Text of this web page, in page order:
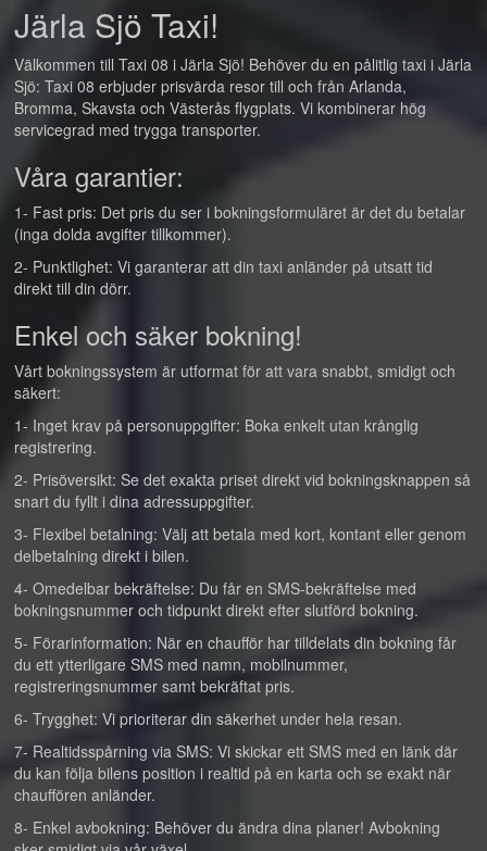
Järla Sjö Taxi!
Välkommen till Taxi 08 i Järla Sjö! Behöver du en pålitlig taxi i Järla
Sjö: Taxi 08 erbjuder prisvärda resor till och från Arlanda,
Bromma, Skavsta och Västerås flygplats. Vi kombinerar hög
servicegrad med trygga transporter.
Våra garantier:
1- Fast pris: Det pris du ser i bokningsformuläret är det du betalar
(inga dolda avgifter tillkommer).
2- Punktlighet: Vi garanterar att din taxi anländer på utsatt tid
direkt till din dörr.
Enkel och säker bokning!
Vårt bokningssystem är utformat för att vara snabbt, smidigt och
säkert:
1- Inget krav på personuppgifter: Boka enkelt utan krånglig
registrering.
2- Prisöversikt: Se det exakta priset direkt vid bokningsknappen så
snart du fyllt i dina adressuppgifter.
3- Flexibel betalning: Välj att betala med kort, kontant eller genom
delbetalning direkt i bilen.
4- Omedelbar bekräftelse: Du får en SMS-bekräftelse med
bokningsnummer och tidpunkt direkt efter slutförd bokning.
5- Förarinformation: När en chaufför har tilldelats din bokning får
du ett ytterligare SMS med namn, mobilnummer,
registreringsnummer samt bekräftat pris.
6- Trygghet: Vi prioriterar din säkerhet under hela resan.
7- Realtidsspårning via SMS: Vi skickar ett SMS med en länk där
du kan följa bilens position i realtid på en karta och se exakt när
chauffören anländer.
8- Enkel avbokning: Behöver du ändra dina planer! Avbokning